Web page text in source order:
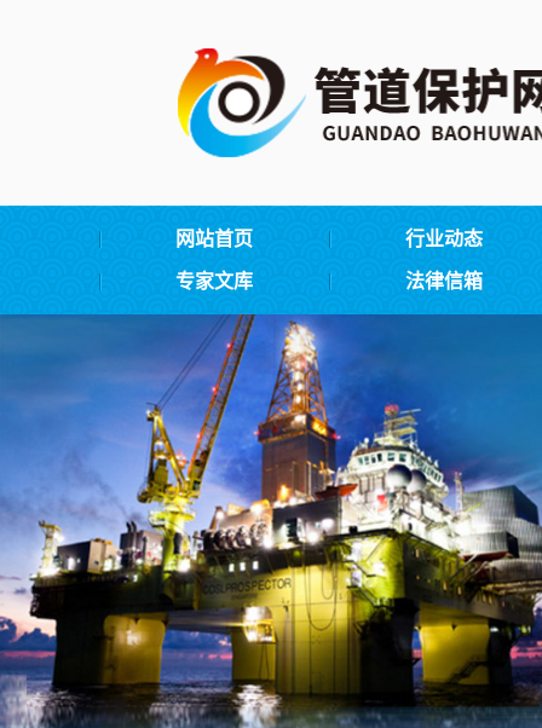
网站首页 行业动态
专家文库 法律信箱